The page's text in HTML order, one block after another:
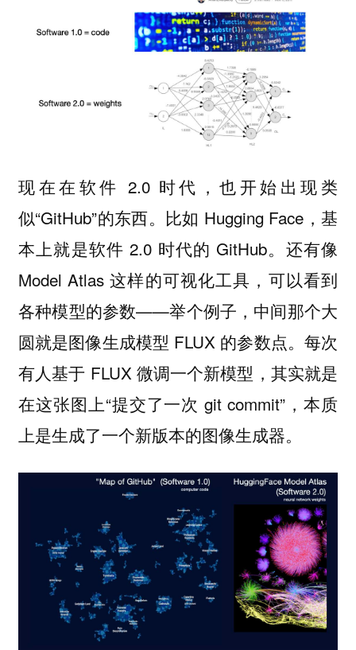
现在在软件 2.0 时代，也开始出现类
似“GitHub”的东西。比如 Hugging Face，基
本上就是软件 2.0 时代的 GitHub。还有像
Model Atlas 这样的可视化工具，可以看到
各种模型的参数——举个例子，中间那个大
圆就是图像生成模型 FLUX 的参数点。每次
有人基于 FLUX 微调一个新模型，其实就是
在这张图上“提交了一次 git commit”，本质
上是生成了一个新版本的图像生成器。